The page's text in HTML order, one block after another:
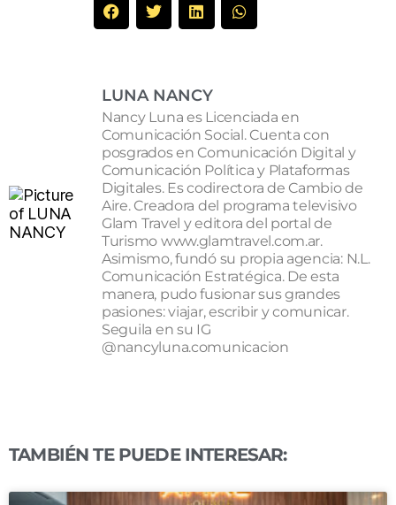
LUNA NANCY
Nancy Luna es Licenciada en
Comunicación Social. Cuenta con
posgrados en Comunicación Digital y
Comunicación Política y Plataformas
Digitales. Es codirectora de Cambio de
Aire. Creadora del programa televisivo
Glam Travel y editora del portal de
Turismo www.glamtravel.com.ar.
Asimismo, fundó su propia agencia: N.L.
Comunicación Estratégica. De esta
manera, pudo fusionar sus grandes
pasiones: viajar, escribir y comunicar.
Seguila en su IG
@nancyluna.comunicacion
TAMBIÉN TE PUEDE INTERESAR: